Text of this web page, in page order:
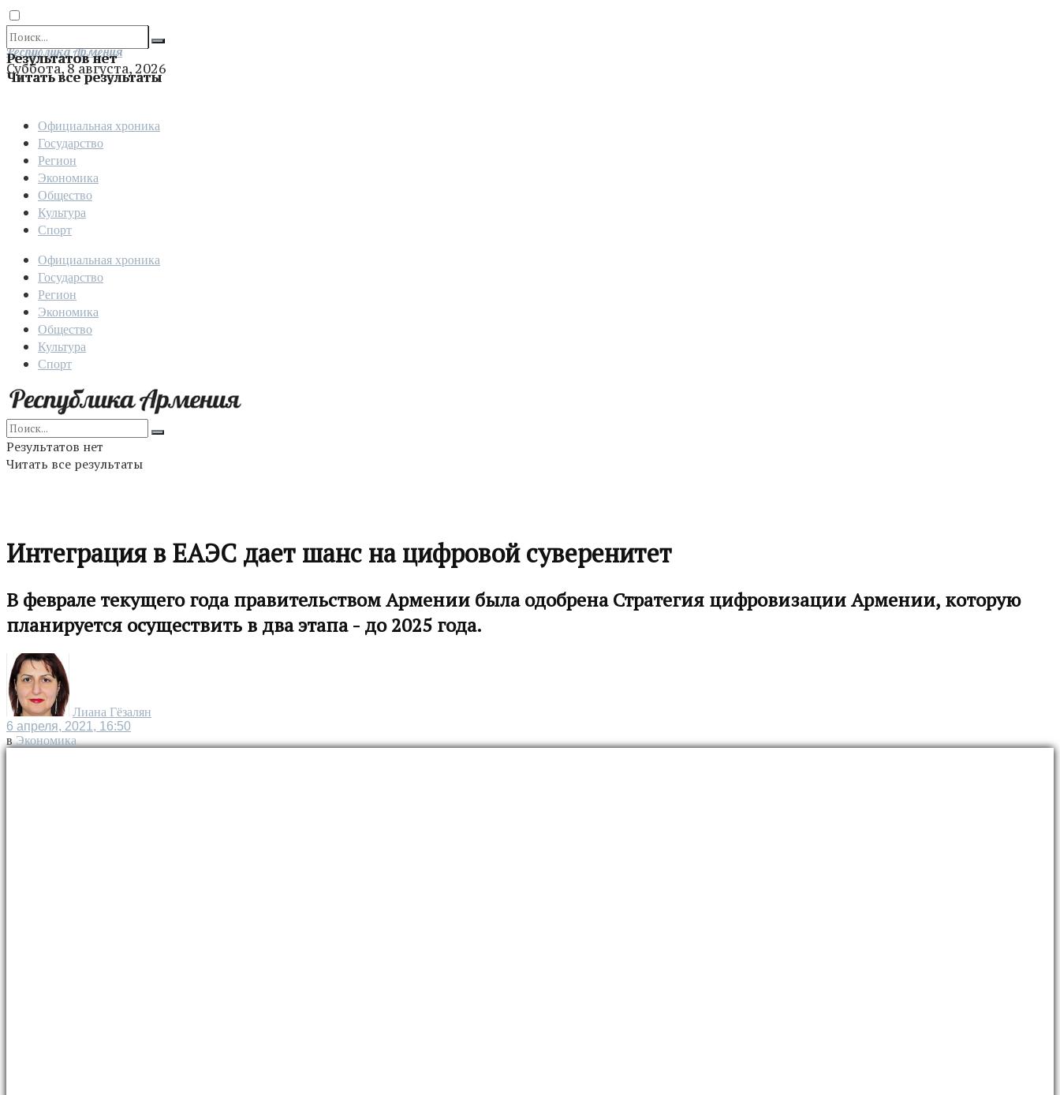
Результатов нет
Читать все результаты
Отправить
Республика Армения
Суббота, 8 августа, 2026
Официальная хроника
Государство
Регион
Экономика
Общество
Культура
Спорт
Официальная хроника
Государство
Регион
Экономика
Общество
Культура
Спорт
Результатов нет
Читать все результаты
Интеграция в ЕАЭС дает шанс на цифровой суверенитет
В феврале текущего года правительством Армении была одобрена Стратегия цифровизации Армении, которую
планируется осуществить в два этапа - до 2025 года.
Лиана Гёзалян
6 апреля, 2021, 16:50
в Экономика